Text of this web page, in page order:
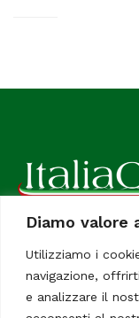
Diamo valore
Utilizziamo i
navigazione,
e analizzare il
ItaliaChiamaItalia,
Dedicato in
Tutti i diritti sono